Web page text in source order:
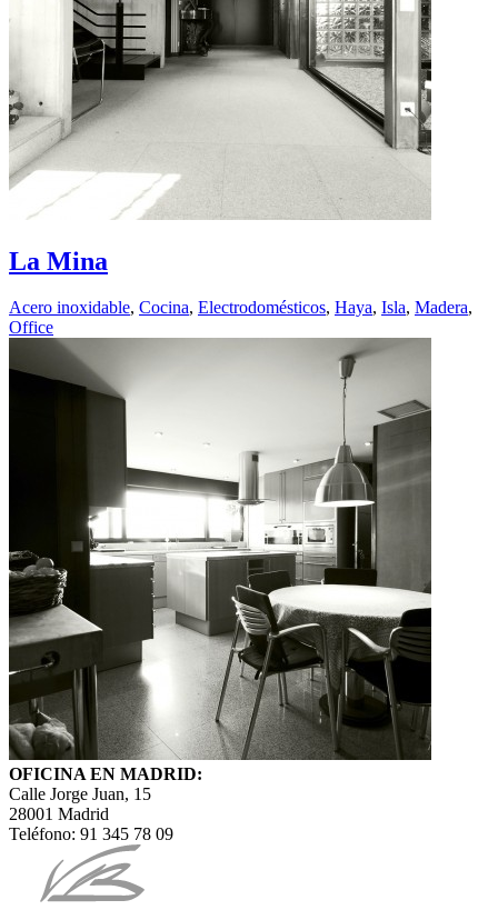
La Mina
Acero inoxidable, Cocina, Electrodomésticos, Haya, Isla, Madera,
Office
OFICINA EN MADRID:
Calle Jorge Juan, 15
28001 Madrid
Teléfono: 91 345 78 09